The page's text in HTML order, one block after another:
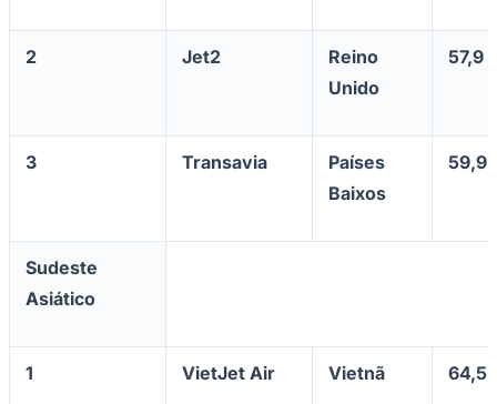
2 Jet2
Reino
Unido
57,9
3 Transavia
Países
Baixos
59,9
Sudeste
Asiático
1 VietJet Air Vietnã 64,5